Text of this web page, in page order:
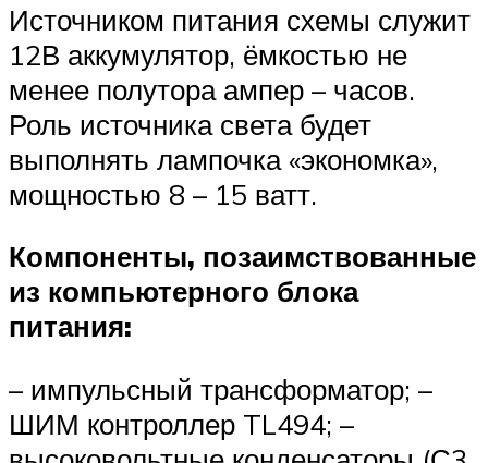
Источником питания схемы служит
12В аккумулятор, ёмкостью не
менее полутора ампер – часов.
Роль источника света будет
выполнять лампочка «экономка»,
мощностью 8 – 15 ватт.
Компоненты, позаимствованные
из компьютерного блока
питания:
– импульсный трансформатор; –
ШИМ контроллер TL494; –